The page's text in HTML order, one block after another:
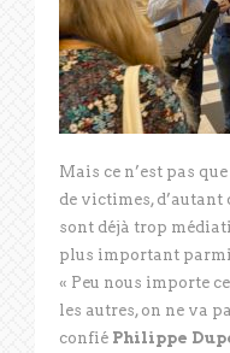
Mais ce n’est pas
de victimes, d’autant
sont déjà trop
plus important
« Peu nous importe
les autres, on ne va
confié Philippe